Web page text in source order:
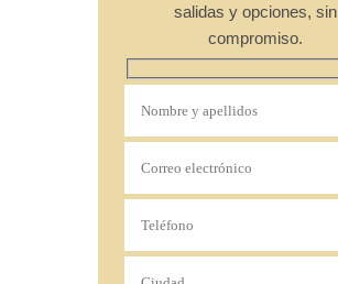
salidas y opciones, sin
compromiso.